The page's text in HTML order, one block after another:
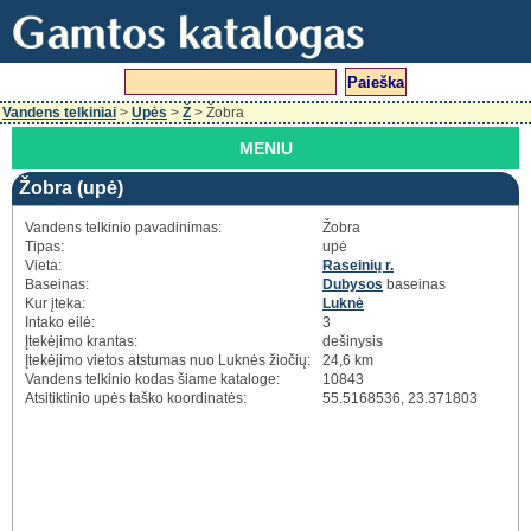
Vandens telkiniai > Upės > Ž > Žobra
MENIU
Žobra (upė)
Vandens telkinio pavadinimas:
Žobra
Tipas:
upė
Vieta:
Raseinių r.
Baseinas:
Dubysos baseinas
Kur įteka:
Luknė
Intako eilė:
3
Įtekėjimo krantas:
dešinysis
Įtekėjimo vietos atstumas nuo Luknės žiočių:
24,6 km
Vandens telkinio kodas šiame kataloge:
10843
Atsitiktinio upės taško koordinatės:
55.5168536, 23.371803